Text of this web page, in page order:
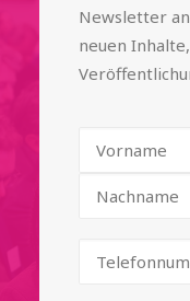
Newsletter
neuen